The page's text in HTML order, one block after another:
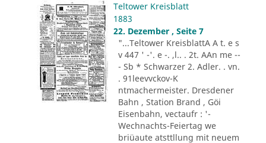
Teltower Kreisblatt
1883
22. Dezember , Seite 7
"...Teltower KreisblattA A t. e s
v 447 ' -'. e -. ,l.. . 2t. AAn me --
- Sb * Schwarzer 2. Adler. . vn.
. 91leevvckov-K
ntmachermeister. Dresdener
Bahn , Station Brand , Göi
Eisenbahn, vectaufr : '-
Wechnachts-Feiertag we
briüaute atsttllung mit neuem